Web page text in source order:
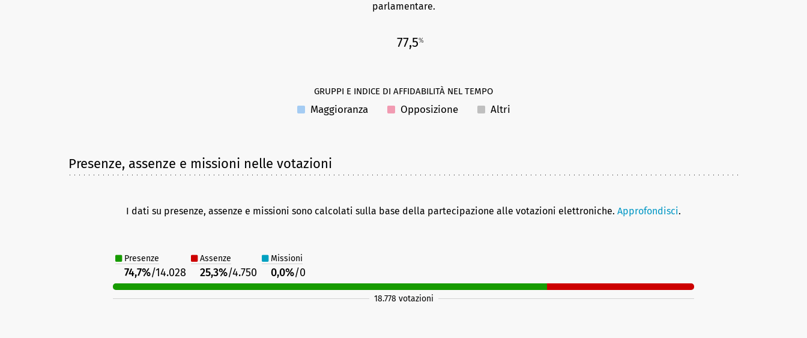
parlamentare.
77,5%
GRUPPI E INDICE DI AFFIDABILITÀ NEL TEMPO
Maggioranza Opposizione Altri
Presenze, assenze e missioni nelle votazioni
I dati su presenze, assenze e missioni sono calcolati sulla base della partecipazione alle votazioni elettroniche. Approfondisci.
Presenze Assenze Missioni
74,7%/14.028 25,3%/4.750 0,0%/0
18.778 votazioni